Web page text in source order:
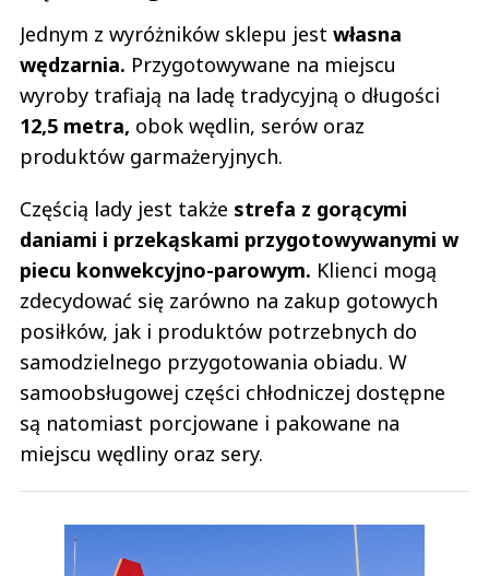
Jednym z wyróżników sklepu jest własna
wędzarnia. Przygotowywane na miejscu
wyroby trafiają na ladę tradycyjną o długości
12,5 metra, obok wędlin, serów oraz
produktów garmażeryjnych.
Częścią lady jest także strefa z gorącymi
daniami i przekąskami przygotowywanymi w
piecu konwekcyjno-parowym. Klienci mogą
zdecydować się zarówno na zakup gotowych
posiłków, jak i produktów potrzebnych do
samodzielnego przygotowania obiadu. W
samoobsługowej części chłodniczej dostępne
są natomiast porcjowane i pakowane na
miejscu wędliny oraz sery.